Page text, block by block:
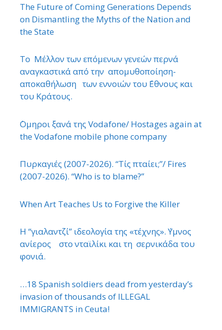
The Future of Coming Generations Depends
on Dismantling the Myths of the Nation and
the State
Το Μέλλον των επόμενων γενεών περνά
αναγκαστικά από την απομυθοποίηση-
αποκαθήλωση των εννοιών του ΄Εθνους και
του Κράτους.
΄Ομηροι ξανά της Vodafone/ Hostages again at
the Vodafone mobile phone company
Πυρκαγιές (2007-2026). “Τίς πταίει;”/ Fires
(2007-2026). “Who is to blame?”
When Art Teaches Us to Forgive the Killer
Η “γιαλαντζί” ιδεολογία της «τέχνης». ΄Υμνος
ανίερος στο νταϊλίκι και τη σερνικάδα του
φονιά.
…18 Spanish soldiers dead from yesterday’s
invasion of thousands of ILLEGAL
IMMIGRANTS in Ceuta!